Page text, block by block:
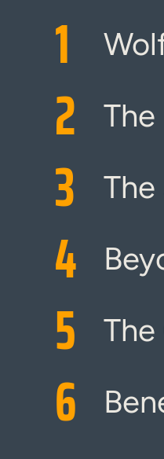
1
2
3
4
5
6